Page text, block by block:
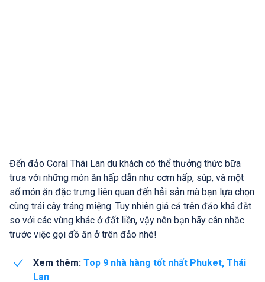
Đến đảo Coral Thái Lan du khách có thể thưởng thức bữa
trưa với những món ăn hấp dẫn như cơm hấp, súp, và một
số món ăn đặc trưng liên quan đến hải sản mà bạn lựa chọn
cùng trái cây tráng miệng. Tuy nhiên giá cả trên đảo khá đắt
so với các vùng khác ở đất liền, vậy nên bạn hãy cân nhắc
trước việc gọi đồ ăn ở trên đảo nhé!
Xem thêm: Top 9 nhà hàng tốt nhất Phuket, Thái
Lan